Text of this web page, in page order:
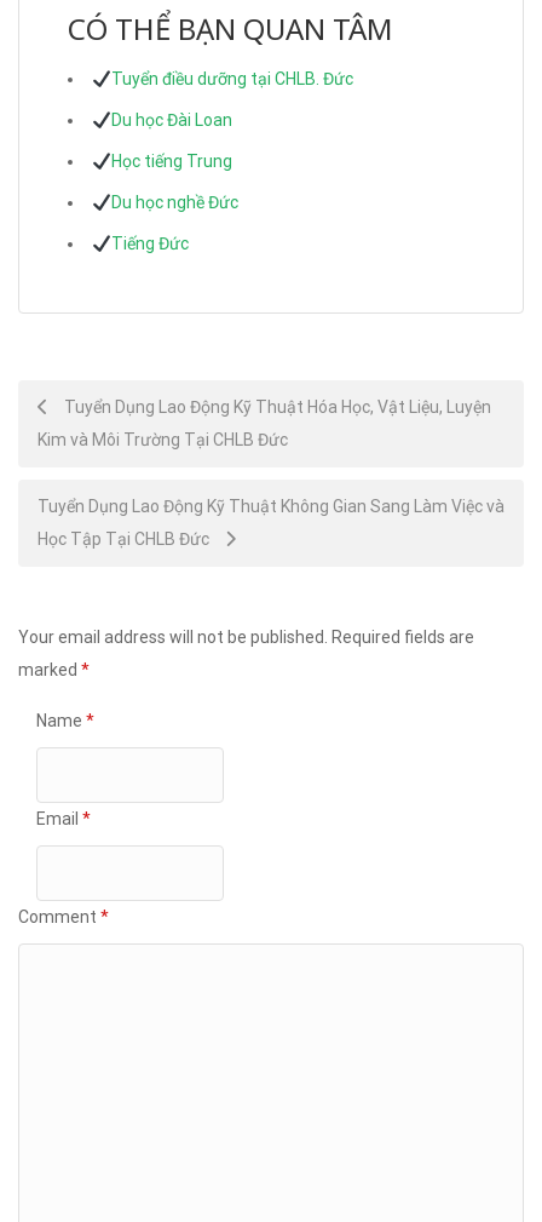
CÓ THỂ BẠN QUAN TÂM
Tuyển điều dưỡng tại CHLB. Đức
Du học Đài Loan
Học tiếng Trung
Du học nghề Đức
Tiếng Đức
Post
navigation
Tuyển Dụng Lao Động Kỹ Thuật Hóa Học, Vật Liệu, Luyện
Kim và Môi Trường Tại CHLB Đức
Tuyển Dụng Lao Động Kỹ Thuật Không Gian Sang Làm Việc và
Học Tập Tại CHLB Đức
Your email address will not be published. Required fields are
marked *
Name *
Email *
Comment *